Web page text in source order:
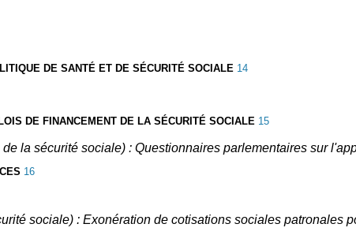
DE SANTÉ ET DE SÉCURITÉ SOCIALE 14
DE FINANCEMENT DE LA SÉCURITÉ SOCIALE 15
la sécurité sociale) : Questionnaires parlementaires sur
16
sociale) : Exonération de cotisations sociales patronales